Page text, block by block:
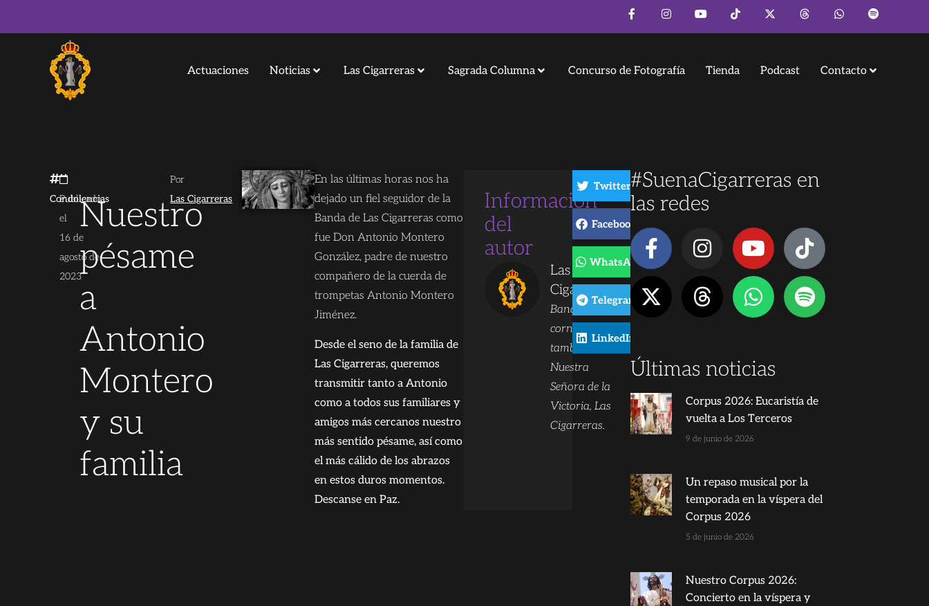
Actuaciones Noticias Las Cigarreras Sagrada Columna Concurso de Fotografía Tienda Podcast Contacto
Condolencias
Publicado
el
16 de
agosto de
2023
Nuestro
pésame
a
Antonio
Montero
y su
familia
Por
Las Cigarreras
En las últimas horas nos ha
dejado un fiel seguidor de la
Banda de Las Cigarreras como
fue Don Antonio Montero
González, padre de nuestro
compañero de la cuerda de
trompetas Antonio Montero
Jiménez.
Desde el seno de la familia de
Las Cigarreras, queremos
transmitir tanto a Antonio
como a todos sus familiares y
amigos más cercanos nuestro
más sentido pésame, así como
el más cálido de los abrazos
en estos duros momentos.
Descanse en Paz.
Información
del
autor
Las
Cigarreras
Banda de
cornetas y
tambores
Nuestra
Señora de la
Victoria, Las
Cigarreras.
Twitter
Facebook
WhatsApp
Telegram
LinkedIn
#SuenaCigarreras en
las redes
Últimas noticias
Corpus 2026: Eucaristía de
vuelta a Los Terceros
9 de junio de 2026
Un repaso musical por la
temporada en la víspera del
Corpus 2026
5 de junio de 2026
Nuestro Corpus 2026:
Concierto en la víspera y